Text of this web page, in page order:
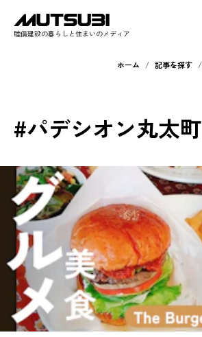
睦備建設の暮らしと住まいのメディア
ホーム 記事を探す
#パデシオン丸太町